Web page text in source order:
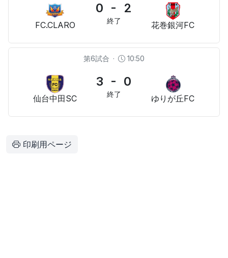
FC.CLARO
0 - 2
終了 花巻銀河FC
第6試合 · 10:50
仙台中⽥SC
3 - 0
終了 ゆりが丘FC
印刷用ページ